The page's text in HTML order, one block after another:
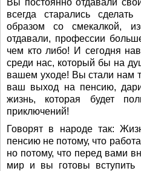
Вы постоянно отдавали
всегда старались
образом со смекалкой,
отдавали, профессии
чем кто либо! И сегодня
среди нас, который бы на
вашем уходе! Вы стали нам
ваш выход на пенсию,
жизнь, которая будет
приключений!
Говорят в народе так:
пенсию не потому, что
но потому, что перед вами
мир и вы готовы вступить